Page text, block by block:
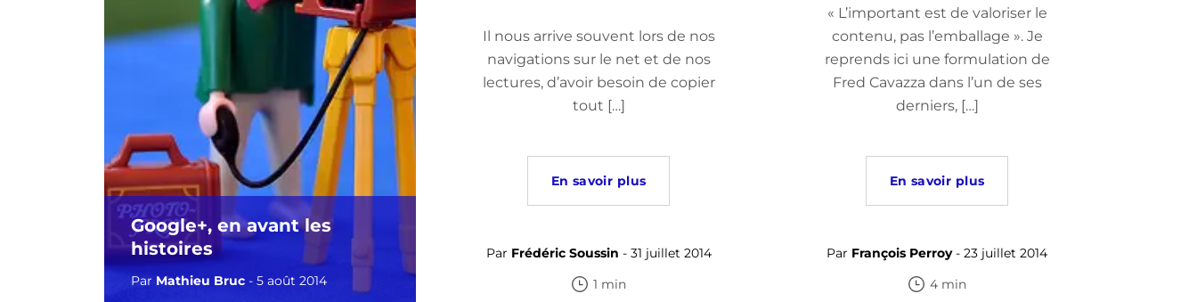
Google+, en avant les
histoires
Par Mathieu Bruc - 5 août 2014
Il nous arrive souvent lors de nos
navigations sur le net et de nos
lectures, d’avoir besoin de copier
tout […]
En savoir plus
Par Frédéric Soussin - 31 juillet 2014
1 min
« L’important est de valoriser le
contenu, pas l’emballage ». Je
reprends ici une formulation de
Fred Cavazza dans l’un de ses
derniers, […]
En savoir plus
Par François Perroy- 23 juillet 2014
4 min